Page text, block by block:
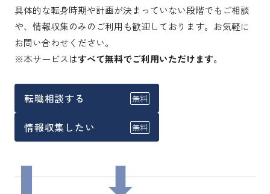
具体的な転身時期や計画が決まっていない段階でもご相談
や、情報収集のみのご利用も歓迎しております。お気軽に
お問い合わせください。
※本サービスはすべて無料でご利用いただけます。
転職相談する 無料
情報収集したい 無料